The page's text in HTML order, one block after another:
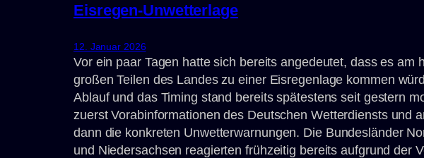
Eisregen-Unwetterlage
12. Januar 2026
Vor ein paar Tagen hatte sich bereits angedeutet, dass es am
großen Teilen des Landes zu einer Eisregenlage kommen
Ablauf und das Timing stand bereits spätestens seit gestern
zuerst Vorabinformationen des Deutschen Wetterdiensts und
dann die konkreten Unwetterwarnungen. Die Bundesländer
und Niedersachsen reagierten frühzeitig bereits aufgrund der